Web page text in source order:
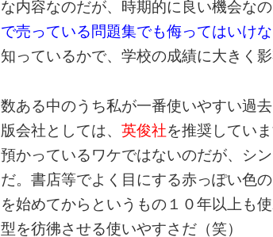
な内容なのだが、時期的に良い機会な
で売っている問題集でも侮ってはいけ
知っているかで、学校の成績に大きく
数ある中のうち私が一番使いやすい過
版会社としては、英俊社を推奨してい
預かっているワケではないのだが、シ
だ。書店等でよく目にする赤っぽい色
を始めてからというもの１０年以上も
型を彷彿させる使いやすさだ（笑）